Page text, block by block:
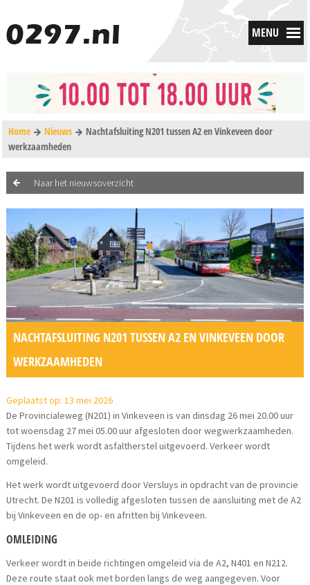
MENU
Home Nieuws
Nachtafsluiting N201 tussen A2 en Vinkeveen door
werkzaamheden
Naar het nieuwsoverzicht
NACHTAFSLUITING N201 TUSSEN A2 EN VINKEVEEN DOOR
WERKZAAMHEDEN
Geplaatst op: 13 mei 2026
De Provincialeweg (N201) in Vinkeveen is van dinsdag 26 mei 20.00 uur
tot woensdag 27 mei 05.00 uur afgesloten door wegwerkzaamheden.
Tijdens het werk wordt asfaltherstel uitgevoerd. Verkeer wordt
omgeleid.
Het werk wordt uitgevoerd door Versluys in opdracht van de provincie
Utrecht. De N201 is volledig afgesloten tussen de aansluiting met de A2
bij Vinkeveen en de op- en afritten bij Vinkeveen.
OMLEIDING
Verkeer wordt in beide richtingen omgeleid via de A2, N401 en N212.
Deze route staat ook met borden langs de weg aangegeven. Voor